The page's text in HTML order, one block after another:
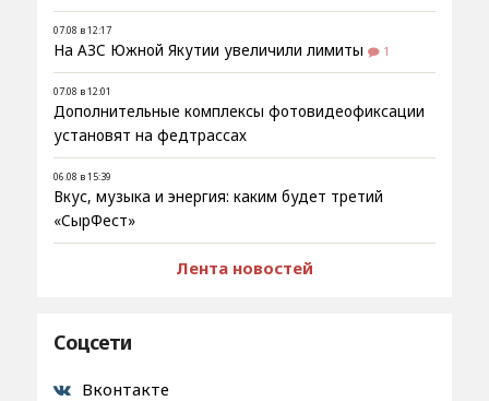
07.08 в 12:17
На АЗС Южной Якутии увеличили лимиты 1
07.08 в 12:01
Дополнительные комплексы фотовидеофиксации
установят на федтрассах
06.08 в 15:39
Вкус, музыка и энергия: каким будет третий
«СырФест»
Лента новостей
Соцсети
Вконтакте